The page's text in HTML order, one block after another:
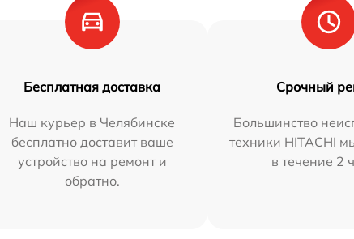
Бесплатная доставка
Наш курьер в Челябинске
бесплатно доставит ваше
устройство на ремонт и
обратно.
Срочный
Большинство
техники HITACHI
в течение 2